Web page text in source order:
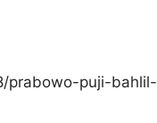
prabowo-puji-bahlil-